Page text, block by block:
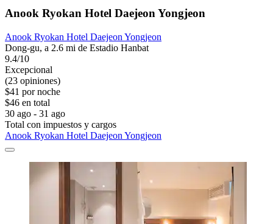
Anook Ryokan Hotel Daejeon Yongjeon
Anook Ryokan Hotel Daejeon Yongjeon
Dong-gu, a 2.6 mi de Estadio Hanbat
9.4/10
Excepcional
(23 opiniones)
$41 por noche
$46 en total
30 ago - 31 ago
Total con impuestos y cargos
Anook Ryokan Hotel Daejeon Yongjeon